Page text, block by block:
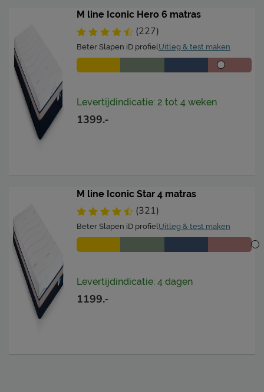
M line Iconic Hero 6 matras
(227)
Beter Slapen iD profiel Uitleg & test maken
Levertijdindicatie: 2 tot 4 weken
1399.-
M line Iconic Star 4 matras
(321)
Beter Slapen iD profiel Uitleg & test maken
Levertijdindicatie: 4 dagen
1199.-